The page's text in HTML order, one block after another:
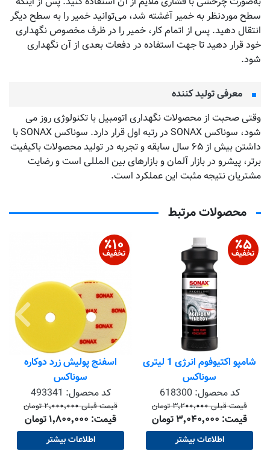
سطح موردنظر به خمیر آغشته شد، می‌توانید خمیر را به سطح دیگر
انتقال دهید. پس از اتمام کار، خمیر را در ظرف مخصوص نگهداری
خود قرار دهید تا جهت استفاده در دفعات بعدی از آن نگهداری
شود.
معرفی تولید کننده
وقتی صحبت از محصولات نگهداری اتومبیل با تکنولوژی روز می
شود، سوناکس SONAX در رتبه اول قرار دارد. سوناکس SONAX با
داشتن بیش از ۶۵ سال سابقه و تجربه در تولید محصولات باکیفیت
برتر، پیشرو در بازار آلمان و بازارهای بین المللی است و رضایت
مشتریان نتیجه مثبت این عملکرد است.
محصولات مرتبط
۵٪
تخفیف
شامپو اکتیوفوم انرژی 1 لیتری
سوناکس
کد محصول: 618300
قیمت قبلی ۳٬۲۰۰٬۰۰۰ تومان
قیمت: ۳٬۰۴۰٬۰۰۰ تومان
اطلاعات بیشتر
۱۰٪
تخفیف
اسفنج پولیش زرد دوکاره
سوناکس
کد محصول: 493341
قیمت قبلی ۲٬۰۰۰٬۰۰۰ تومان
قیمت: ۱٬۸۰۰٬۰۰۰ تومان
اطلاعات بیشتر